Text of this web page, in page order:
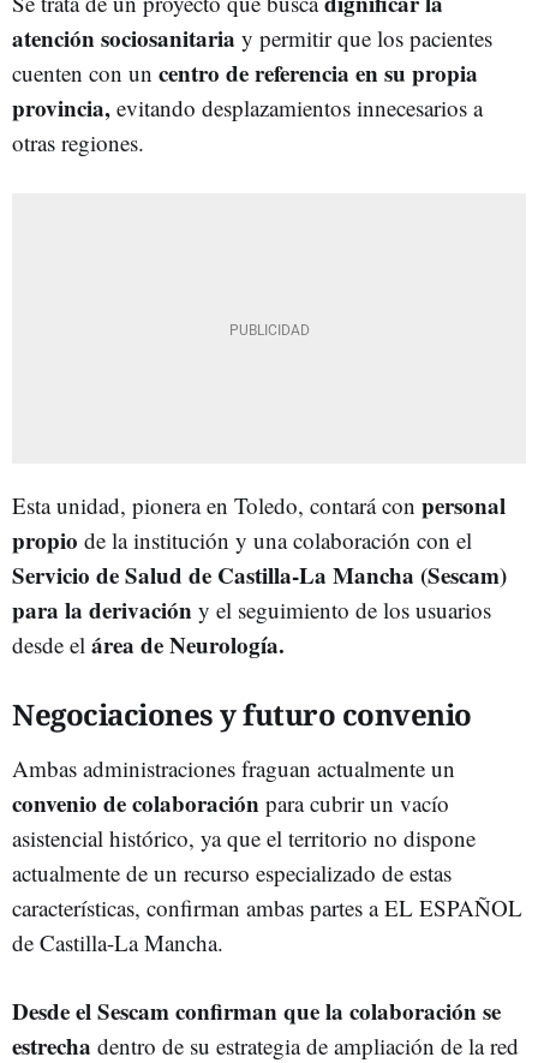
atención sociosanitaria y permitir que los pacientes
cuenten con un centro de referencia en su propia
provincia, evitando desplazamientos innecesarios a
otras regiones.
Esta unidad, pionera en Toledo, contará con personal
propio de la institución y una colaboración con el
Servicio de Salud de Castilla-La Mancha (Sescam)
para la derivación y el seguimiento de los usuarios
desde el área de Neurología.
Negociaciones y futuro convenio
Ambas administraciones fraguan actualmente un
convenio de colaboración para cubrir un vacío
asistencial histórico, ya que el territorio no dispone
actualmente de un recurso especializado de estas
características, confirman ambas partes a EL ESPAÑOL
de Castilla-La Mancha.
Desde el Sescam confirman que la colaboración se
estrecha dentro de su estrategia de ampliación de la red